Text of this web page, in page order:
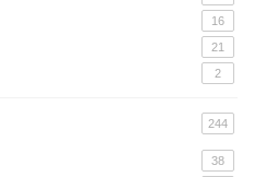
16
21
2
244
38